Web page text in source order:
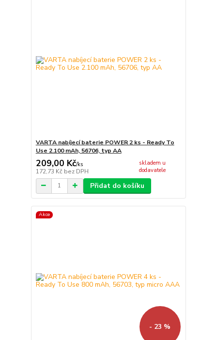
VARTA nabíjecí baterie POWER 2 ks - Ready To
Use 2.100 mAh, 56706, typ AA
209,00 Kč/ks
172,73 Kč bez DPH
skladem u
dodavatele
Přidat do košíku
Akce
- 23 %